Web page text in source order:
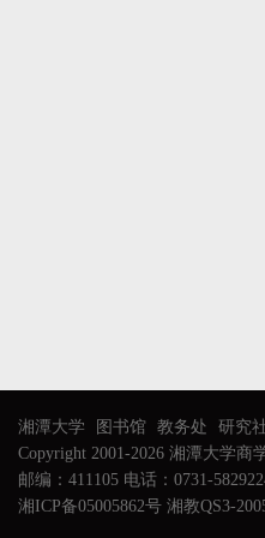
湘潭大学 图书馆 教务处 研究
Copyright 2001-2026 湘潭大学商
邮编：411105 电话：0731-
湘ICP备05005862号 湘教QS3-